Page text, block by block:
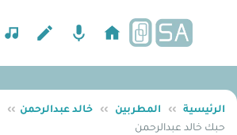
الرئيسية ›› المطربين ›› خالد عبدالرحمن ››
حبك خالد عبدالرحمن